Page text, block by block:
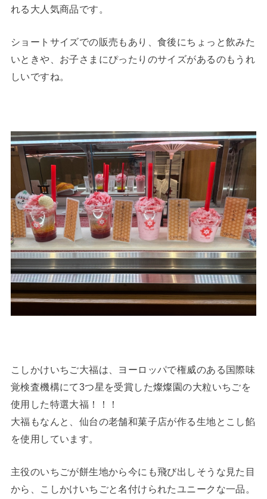
れる大人気商品です。
ショートサイズでの販売もあり、食後にちょっと飲みた
いときや、お子さまにぴったりのサイズがあるのもうれ
しいですね。
こしかけいちご大福は、ヨーロッパで権威のある国際味
覚検査機構にて3つ星を受賞した燦燦園の大粒いちごを
使用した特選大福！！！
大福もなんと、仙台の老舗和菓子店が作る生地とこし餡
を使用しています。
主役のいちごが餅生地から今にも飛び出しそうな見た目
から、こしかけいちごと名付けられたユニークな一品。